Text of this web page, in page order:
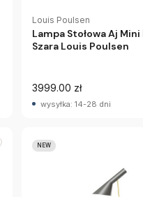
Louis Poulsen
Lampa Stołowa Aj
Szara Louis Poulsen
3999.00 zł
wysyłka: 14-28 dni
NEW